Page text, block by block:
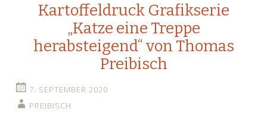
Kartoffeldruck Grafikserie
„Katze eine Treppe
herabsteigend“ von Thomas
Preibisch
7. SEPTEMBER 2020
PREIBISCH